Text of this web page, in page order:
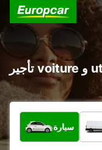
ما نوع المركبة؟
سيارة